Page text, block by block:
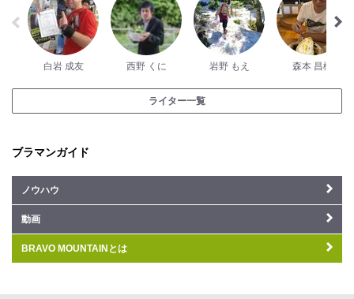
白岩 成友 西野 くに 岩野 もえ 森本 昌樹
ライター一覧
ブラマンガイド
ノウハウ
動画
BRAVO MOUNTAINとは